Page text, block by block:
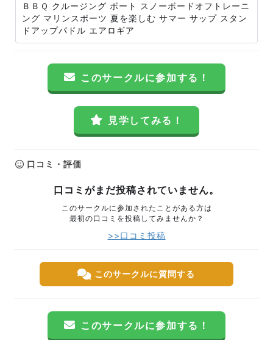
ＢＢＱ クルージング ボート スノーボードオフトレーニ
ング マリンスポーツ 夏を楽しむ サマー サップ スタン
ドアップパドル エアロギア
このサークルに参加する！
見学してみる！
口コミ・評価
口コミがまだ投稿されていません。
このサークルに参加されたことがある方は
最初の口コミを投稿してみませんか？
>>口コミ投稿
このサークルに質問する
このサークルに参加する！